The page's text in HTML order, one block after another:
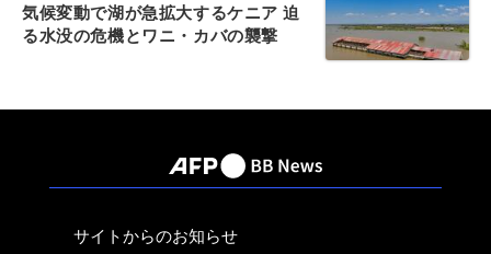
気候変動で湖が急拡大するケニア 迫
る水没の危機とワニ・カバの襲撃
サイトからのお知らせ